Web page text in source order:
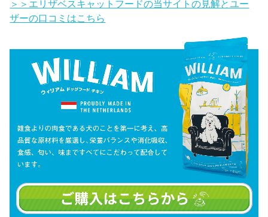
＞＞エリザベスキャットフードの当サイトの見解とユー
ザーの口コミはこちら